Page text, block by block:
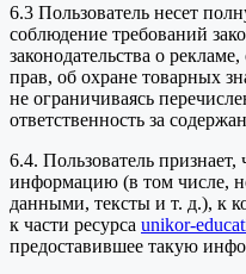
6.3 Пользователь несет
соблюдение требований
законодательства о
прав, об охране товарных
не ограничиваясь
ответственность за
6.4. Пользователь
информацию (в том числе,
данными, тексты и т. д.), к
к части ресурса unikor-
предоставившее такую